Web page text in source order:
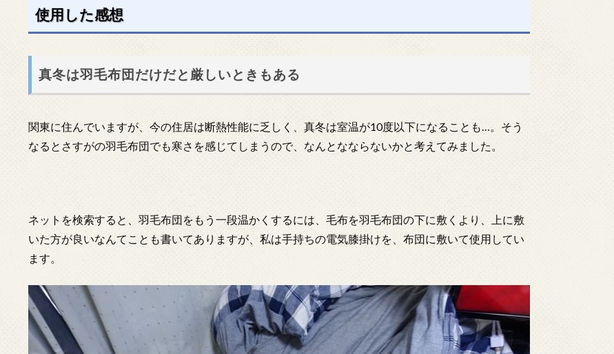
使用した感想
真冬は羽毛布団だけだと厳しいときもある
関東に住んでいますが、今の住居は断熱性能に乏しく、真冬は室温が10度以下になることも…。そう
なるとさすがの羽毛布団でも寒さを感じてしまうので、なんとなならないかと考えてみました。
ネットを検索すると、羽毛布団をもう一段温かくするには、毛布を羽毛布団の下に敷くより、上に敷
いた方が良いなんてことも書いてありますが、私は手持ちの電気膝掛けを、布団に敷いて使用してい
ます。